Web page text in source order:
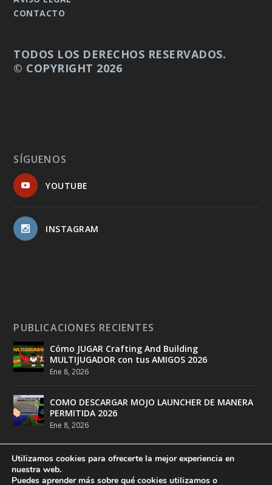
CONTACTO
TODOS LOS DERECHOS RESERVADOS.
© COPYRIGHT 2026
SÍGUENOS
YOUTUBE
INSTAGRAM
PUBLICACIONES RECIENTES
Cómo JUGAR Crafting And Building
MULTIJUGADOR con tus AMIGOS 2026
Ene 8, 2026
COMO DESCARGAR MOJO LAUNCHER DE MANERA
PERMITIDA 2026
Ene 8, 2026
Utilizamos cookies para ofrecerte la mejor experiencia en
nuestra web.
Puedes aprender más sobre qué cookies utilizamos o